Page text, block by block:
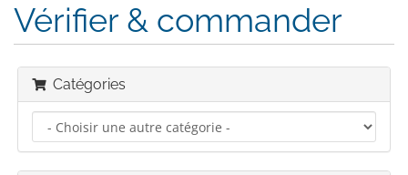
Vérifier & commander
Catégories